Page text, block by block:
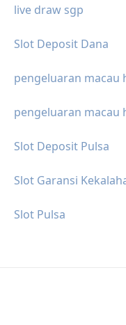
live draw sgp
Slot Deposit Dana
pengeluaran macau
pengeluaran macau
Slot Deposit Pulsa
Slot Garansi
Slot Pulsa